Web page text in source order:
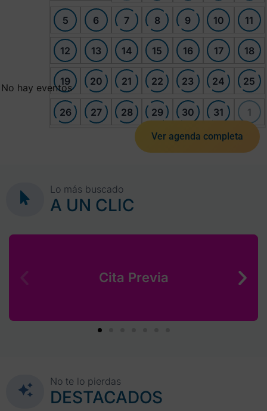
5 6 7 8 9 10 11
12 13 14 15 16 17 18
19 20 21 22 23 24 25
26 27 28 29 30 31 1
No hay eventos
Ver agenda completa
Lo más buscado
A UN CLIC
Cita Previa
No te lo pierdas
DESTACADOS